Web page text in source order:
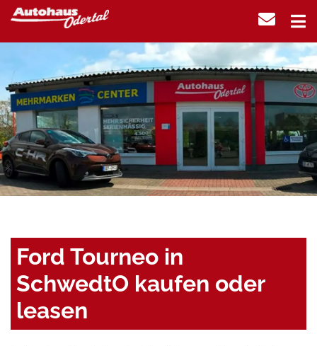
Ford Tourneo in
SchwedtO kaufen oder
leasen